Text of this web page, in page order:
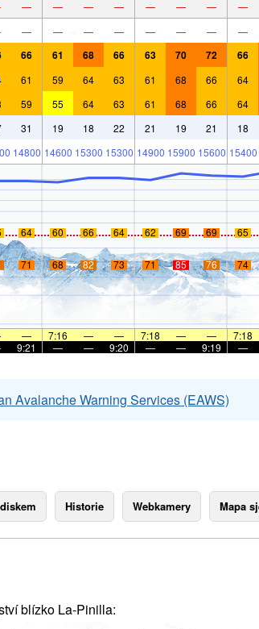
— — — — — — — —
— — — — — — — —
66 61 68 66 63 70 72 66
61 59 64 63 61 68 66 64
59 55 64 63 61 68 66 64
31 19 18 22 21 19 21 18
14800 14600 15300 15300 14900 15900 15600 15400
64 60 66 64 62 69 69 65
71 68 82 73 71 85 76 74
— 7:16 — — 7:18 — — 7:18
9:21 — — 9:20 — — 9:19 —
Avalanche Warning Services (EAWS)
Historie Webkamery Mapa
blízko La-Pinilla: